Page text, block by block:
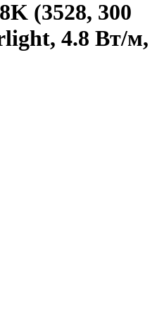
(3528, 300
4.8 Вт/м,